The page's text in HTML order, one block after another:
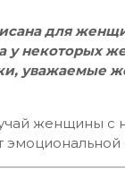
для
у некоторых
уважаемые
женщины
эмоциональной